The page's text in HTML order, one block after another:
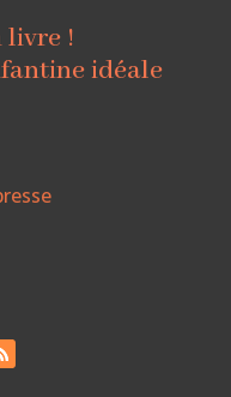
livre !
idéale